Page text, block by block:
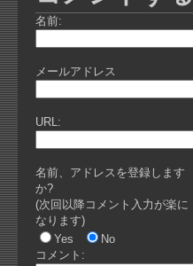
名前:
メールアドレス
URL:
名前、アドレスを登録します
か?
(次回以降コメント入力が楽に
なります)
Yes
No
コメント: